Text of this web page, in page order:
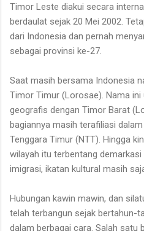
Timor Leste diakui secara
berdaulat sejak 20 Mei 2002.
dari Indonesia dan pernah
sebagai provinsi ke-27.
Saat masih bersama Indonesia
Timor Timur (Lorosae). Nama
geografis dengan Timor Barat
bagiannya masih terafiliasi
Tenggara Timur (NTT). Hingga
wilayah itu terbentang
imigrasi, ikatan kultural masih
Hubungan kawin mawin, dan
telah terbangun sejak bertahun-
dalam berbagai cara. Salah satu